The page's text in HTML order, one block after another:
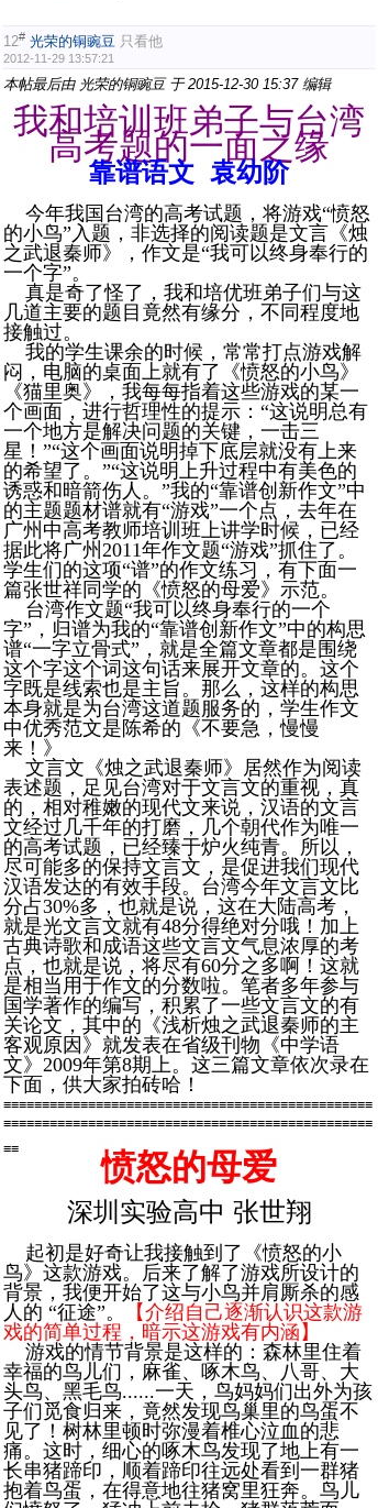
12# 光荣的铜豌豆 只看他
2012-11-29 13:57:21
本帖最后由 光荣的铜豌豆 于 2015-12-30 15:37 编辑
我和培训班弟子与台湾
高考题的一面之缘
靠谱语文 袁幼阶
今年我国台湾的高考试题，将游戏“愤怒
的小鸟”入题，非选择的阅读题是文言《烛
之武退秦师》，作文是“我可以终身奉行的
一个字”。
真是奇了怪了，我和培优班弟子们与这
几道主要的题目竟然有缘分，不同程度地
接触过。
我的学生课余的时候，常常打点游戏解
闷，电脑的桌面上就有了《愤怒的小鸟》
《猫里奥》，我每每指着这些游戏的某一
个画面，进行哲理性的提示：“这说明总有
一个地方是解决问题的关键，一击三
星！”“这个画面说明掉下底层就没有上来
的希望了。”“这说明上升过程中有美色的
诱惑和暗箭伤人。”我的“靠谱创新作文”中
的主题题材谱就有“游戏”一个点，去年在
广州中高考教师培训班上讲学时候，已经
据此将广州2011年作文题“游戏”抓住了。
学生们的这项“谱”的作文练习，有下面一
篇张世祥同学的《愤怒的母爱》示范。
台湾作文题“我可以终身奉行的一个
字”，归谱为我的“靠谱创新作文”中的构思
谱“一字立骨式”，就是全篇文章都是围绕
这个字这个词这句话来展开文章的。这个
字既是线索也是主旨。那么，这样的构思
本身就是为台湾这道题服务的，学生作文
中优秀范文是陈希的《不要急，慢慢
来！》
文言文《烛之武退秦师》居然作为阅读
表述题，足见台湾对于文言文的重视，真
的，相对稚嫩的现代文来说，汉语的文言
文经过几千年的打磨，几个朝代作为唯一
的高考试题，已经臻于炉火纯青。所以，
尽可能多的保持文言文，是促进我们现代
汉语发达的有效手段。台湾今年文言文比
分占30%多，也就是说，这在大陆高考，
就是光文言文就有48分得绝对分哦！加上
古典诗歌和成语这些文言文气息浓厚的考
点，也就是说，将尽有60分之多啊！这就
是相当用于作文的分数啦。笔者多年参与
国学著作的编写，积累了一些文言文的有
关论文，其中的《浅析烛之武退秦师的主
客观原因》就发表在省级刊物《中学语
文》2009年第8期上。这三篇文章依次录在
下面，供大家拍砖哈！
≡≡≡≡≡≡≡≡≡≡≡≡≡≡≡≡≡≡≡≡≡≡≡≡≡≡≡≡≡≡≡≡≡≡≡≡≡≡≡≡≡≡≡≡≡≡≡≡
≡≡≡≡≡≡≡≡≡≡≡≡≡≡≡≡≡≡≡≡≡≡≡≡≡≡≡≡≡≡≡≡≡≡≡≡≡≡≡≡≡≡≡≡≡≡≡≡
≡≡
愤怒的母爱
深圳实验高中 张世翔
起初是好奇让我接触到了《愤怒的小
鸟》这款游戏。后来了解了游戏所设计的
背景，我便开始了这与小鸟并肩厮杀的感
人的 “征途”。
【介绍自己逐渐认识这款游
戏的简单过程，暗示这游戏有内涵】
游戏的情节背景是这样的：森林里住着
幸福的鸟儿们，麻雀、啄木鸟、八哥、大
头鸟、黑毛鸟......一天，鸟妈妈们出外为孩
子们觅食归来，竟然发现鸟巢里的鸟蛋不
见了！树林里顿时弥漫着椎心泣血的悲
痛。这时，细心的啄木鸟发现了地上有一
长串猪蹄印，顺着蹄印往远处看到一群猪
抱着鸟蛋，在得意地往猪窝里狂奔。鸟儿